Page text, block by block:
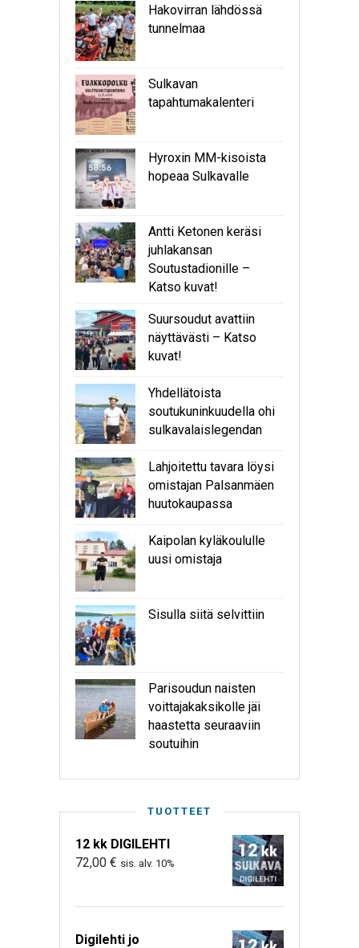
Hakovirran lähdössä
tunnelmaa
Sulkavan
tapahtumakalenteri
Hyroxin MM-kisoista
hopeaa Sulkavalle
Antti Ketonen keräsi
juhlakansan
Soutustadionille –
Katso kuvat!
Suursoudut avattiin
näyttävästi – Katso
kuvat!
Yhdellätoista
soutukuninkuudella ohi
sulkavalaislegendan
Lahjoitettu tavara löysi
omistajan Palsanmäen
huutokaupassa
Kaipolan kyläkoululle
uusi omistaja
Sisulla siitä selvittiin
Parisoudun naisten
voittajakaksikolle jäi
haastetta seuraaviin
soutuihin
TUOTTEET
12 kk DIGILEHTI
72,00 € sis. alv. 10%
Digilehti jo